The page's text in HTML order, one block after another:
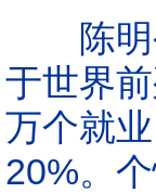
陈明公
于世界
万个就
20%。